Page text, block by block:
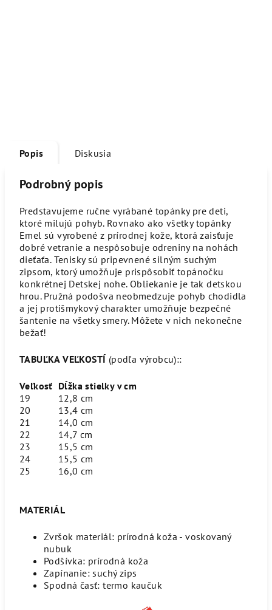
Popis Diskusia
Podrobný popis
Predstavujeme ručne vyrábané topánky pre deti,
ktoré milujú pohyb. Rovnako ako všetky topánky
Emel sú vyrobené z prírodnej kože, ktorá zaisťuje
dobré vetranie a nespôsobuje odreniny na nohách
dieťaťa. Tenisky sú pripevnené silným suchým
zipsom, ktorý umožňuje prispôsobiť topánočku
konkrétnej Detskej nohe. Obliekanie je tak detskou
hrou. Pružná podošva neobmedzuje pohyb chodidla
a jej protišmykový charakter umožňuje bezpečné
šantenie na všetky smery. Môžete v nich nekonečne
bežať!
TABUĽKA VEĽKOSTÍ (podľa výrobcu)::
Veľkosť Dĺžka stielky v cm
19
12,8 cm
20
13,4 cm
21
14,0 cm
22
14,7 cm
23
15,5 cm
24
15,5 cm
25
16,0 cm
MATERIÁL
Zvršok materiál: prírodná koža - voskovaný
nubuk
Podšívka: prírodná koža
Zapínanie: suchý zips
Spodná časť: termo kaučuk